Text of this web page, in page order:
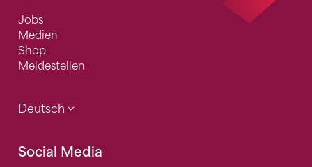
Jobs
Medien
Shop
Meldestellen
Deutsch
Social Media